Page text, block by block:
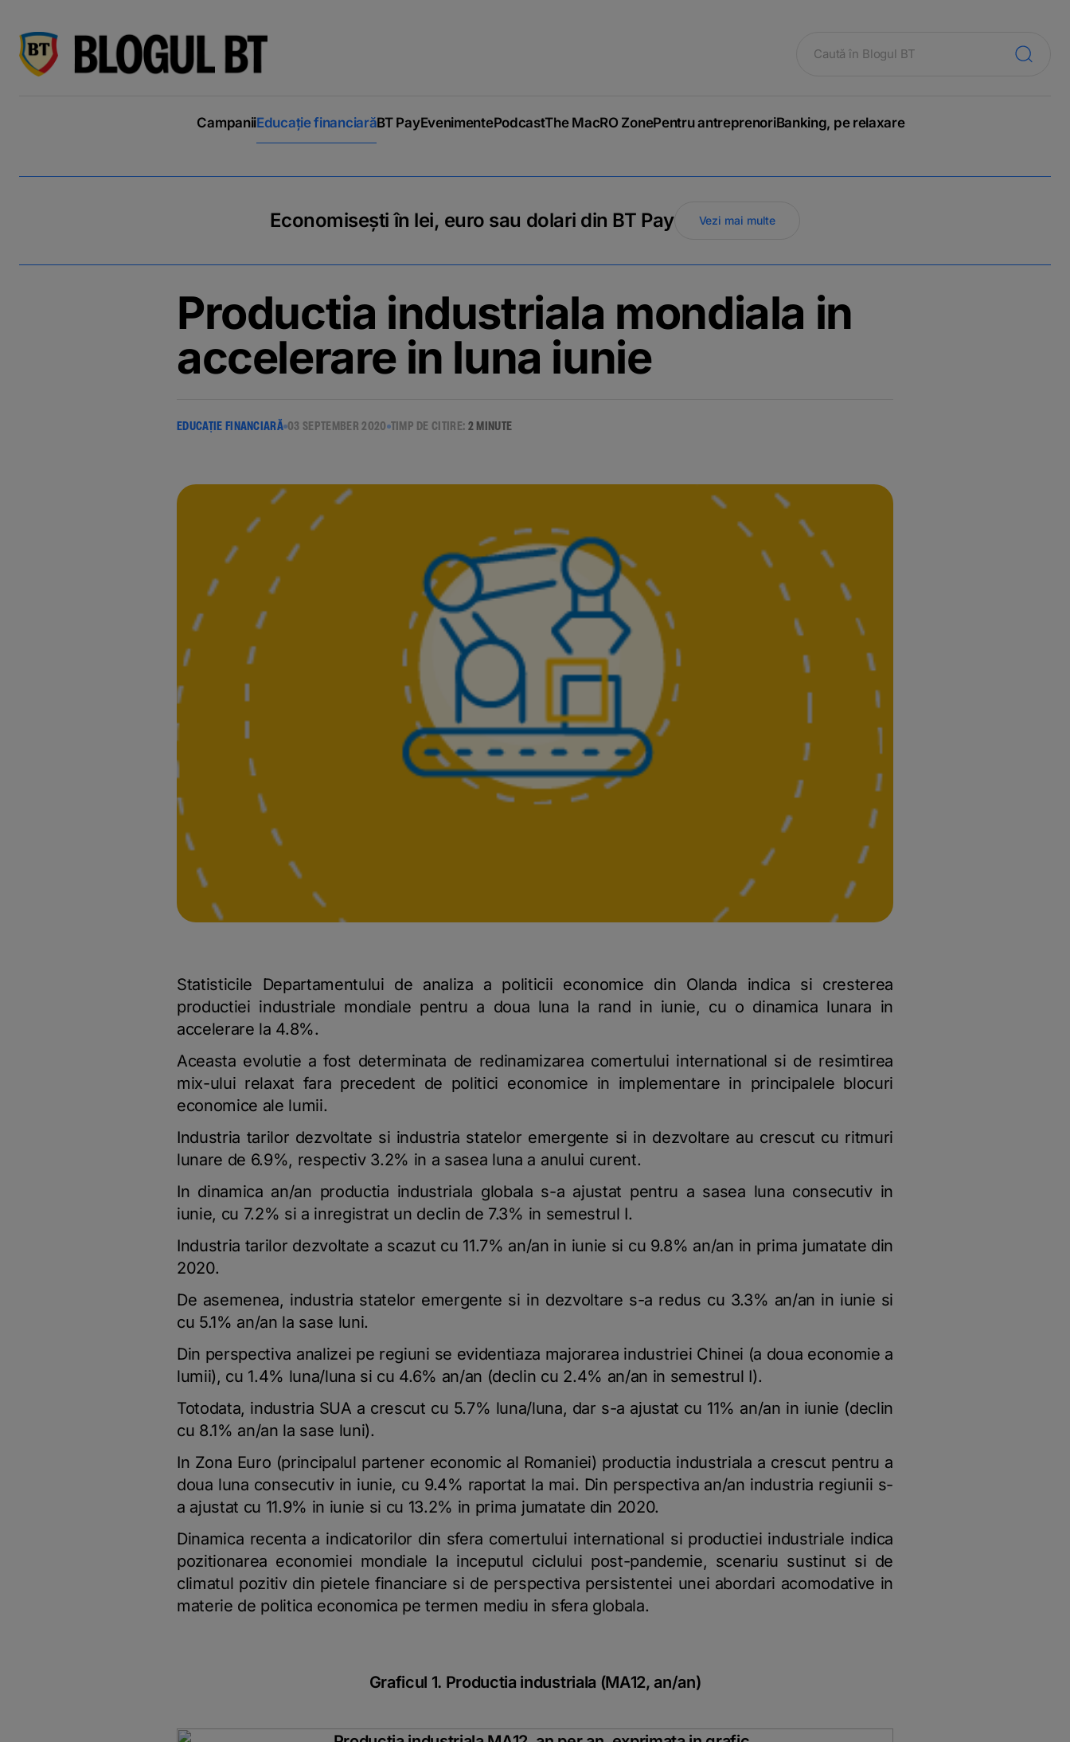
CampaniiEducație financiarăBT PayEvenimentePodcastThe MacRO ZonePentru antreprenoriBanking, pe relaxare
Economisești în lei, euro sau dolari din BT Pay Vezi mai multe
Productia industriala mondiala in
accelerare in luna iunie
EDUCAȚIE FINANCIARĂ 03 SEPTEMBER 2020 TIMP DE CITIRE: 2 MINUTE
Statisticile Departamentului de analiza a politicii economice din Olanda indica si cresterea
productiei industriale mondiale pentru a doua luna la rand in iunie, cu o dinamica lunara in
accelerare la 4.8%.
Aceasta evolutie a fost determinata de redinamizarea comertului international si de resimtirea
mix-ului relaxat fara precedent de politici economice in implementare in principalele blocuri
economice ale lumii.
Industria tarilor dezvoltate si industria statelor emergente si in dezvoltare au crescut cu ritmuri
lunare de 6.9%, respectiv 3.2% in a sasea luna a anului curent.
In dinamica an/an productia industriala globala s-a ajustat pentru a sasea luna consecutiv in
iunie, cu 7.2% si a inregistrat un declin de 7.3% in semestrul I.
Industria tarilor dezvoltate a scazut cu 11.7% an/an in iunie si cu 9.8% an/an in prima jumatate din
2020.
De asemenea, industria statelor emergente si in dezvoltare s-a redus cu 3.3% an/an in iunie si
cu 5.1% an/an la sase luni.
Din perspectiva analizei pe regiuni se evidentiaza majorarea industriei Chinei (a doua economie a
lumii), cu 1.4% luna/luna si cu 4.6% an/an (declin cu 2.4% an/an in semestrul I).
Totodata, industria SUA a crescut cu 5.7% luna/luna, dar s-a ajustat cu 11% an/an in iunie (declin
cu 8.1% an/an la sase luni).
In Zona Euro (principalul partener economic al Romaniei) productia industriala a crescut pentru a
doua luna consecutiv in iunie, cu 9.4% raportat la mai. Din perspectiva an/an industria regiunii s-
a ajustat cu 11.9% in iunie si cu 13.2% in prima jumatate din 2020.
Dinamica recenta a indicatorilor din sfera comertului international si productiei industriale indica
pozitionarea economiei mondiale la inceputul ciclului post-pandemie, scenariu sustinut si de
climatul pozitiv din pietele financiare si de perspectiva persistentei unei abordari acomodative in
materie de politica economica pe termen mediu in sfera globala.
Graficul 1. Productia industriala (MA12, an/an)